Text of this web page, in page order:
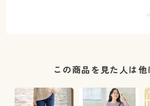
この商品を見た人は